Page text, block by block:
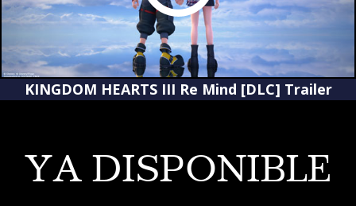
KINGDOM HEARTS III Re Mind [DLC] Trailer
YA DISPONIBLE